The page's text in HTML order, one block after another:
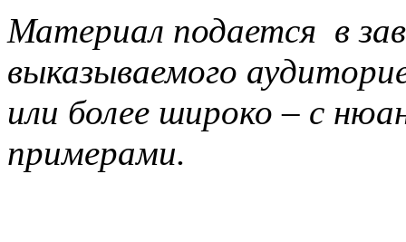
Материал подается в
выказываемого
или более широко – с
примерами.